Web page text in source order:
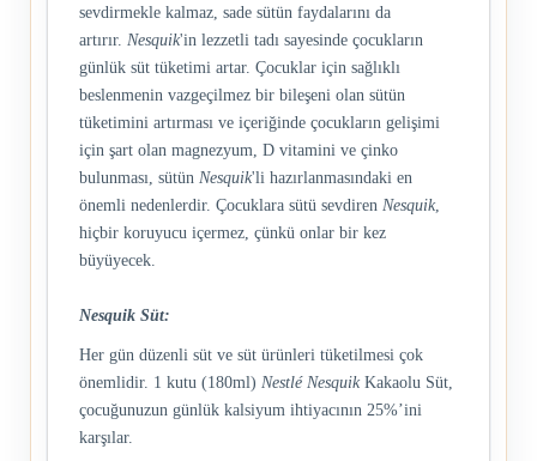
sevdirmekle kalmaz, sade sütün faydalarını da
artırır. Nesquik'in lezzetli tadı sayesinde çocukların
günlük süt tüketimi artar. Çocuklar için sağlıklı
beslenmenin vazgeçilmez bir bileşeni olan sütün
tüketimini artırması ve içeriğinde çocukların gelişimi
için şart olan magnezyum, D vitamini ve çinko
bulunması, sütün Nesquik'li hazırlanmasındaki en
önemli nedenlerdir. Çocuklara sütü sevdiren Nesquik,
hiçbir koruyucu içermez, çünkü onlar bir kez
büyüyecek.
Nesquik Süt:
Her gün düzenli süt ve süt ürünleri tüketilmesi çok
önemlidir. 1 kutu (180ml) Nestlé Nesquik Kakaolu Süt,
çocuğunuzun günlük kalsiyum ihtiyacının 25%’ini
karşılar.